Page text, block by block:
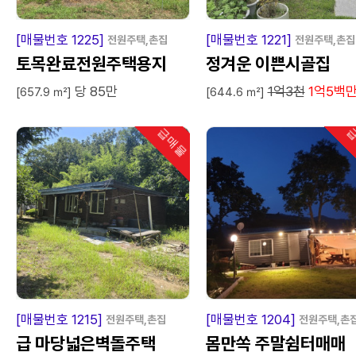
급 매 물
[매물번호 1225] 전원주택,촌집
토목완료전원주택용지
[657.9 ㎡] 당 85만
급 매
[매물번호 1221] 전원주택,촌집
정겨운 이쁜시골집
[644.6 ㎡] 1억3천 1억5백
급매물
인기
급 매 물
[매물번호 1215] 전원주택,촌집
급 마당넓은벽돌주택
급 매
[매물번호 1204] 전원주택,촌
몸만쏙 주말쉼터매매